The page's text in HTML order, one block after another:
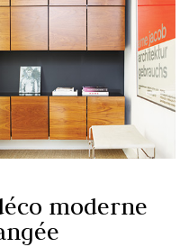
moderne